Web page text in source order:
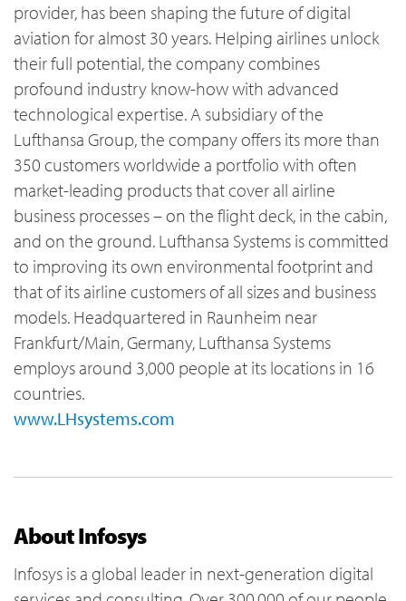
provider, has been shaping the future of digital
aviation for almost 30 years. Helping airlines unlock
their full potential, the company combines
profound industry know-how with advanced
technological expertise. A subsidiary of the
Lufthansa Group, the company offers its more than
350 customers worldwide a portfolio with often
market-leading products that cover all airline
business processes – on the flight deck, in the cabin,
and on the ground. Lufthansa Systems is committed
to improving its own environmental footprint and
that of its airline customers of all sizes and business
models. Headquartered in Raunheim near
Frankfurt/Main, Germany, Lufthansa Systems
employs around 3,000 people at its locations in 16
countries.
www.LHsystems.com
About Infosys
Infosys is a global leader in next-generation digital